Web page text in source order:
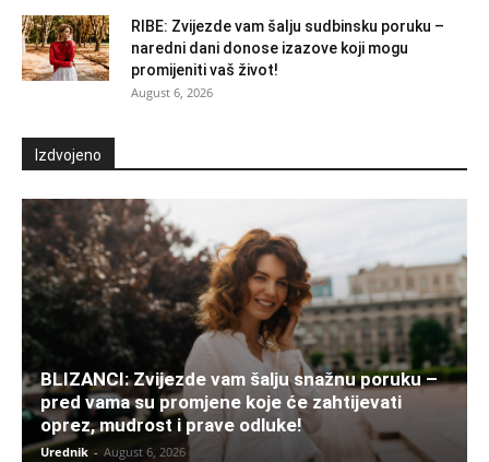
RIBE: Zvijezde vam šalju sudbinsku poruku –
naredni dani donose izazove koji mogu
promijeniti vaš život!
August 6, 2026
Izdvojeno
BLIZANCI: Zvijezde vam šalju snažnu poruku –
pred vama su promjene koje će zahtijevati
oprez, mudrost i prave odluke!
Urednik - August 6, 2026